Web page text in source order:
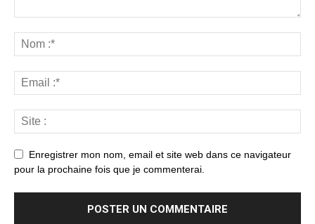
Enregistrer mon nom, email et site web dans ce navigateur
pour la prochaine fois que je commenterai.